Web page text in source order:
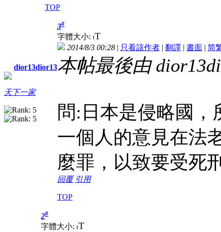
TOP
dior13dior13
天下一家
3#
字體大小: tT
2014/8/3 00:28 | 只看該作者 | 翻譯 | 書面 | 简
本帖最後由
問:日本是侵略國
一個人的意見在法
麼罪，以致要受死
回覆 引用
TOP
2#
字體大小: tT